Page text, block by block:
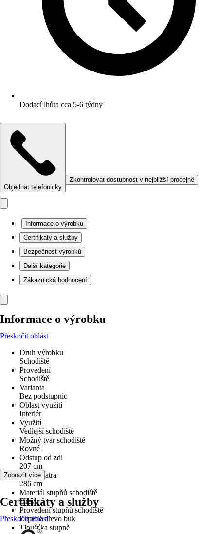
Dodací lhůta cca 5-6 týdny
Objednat telefonicky
Zkontrolovat dostupnost v nejbližší prodejně
Informace o výrobku
Certifikáty a služby
Bezpečnost výrobků
Další kategorie
Zákaznická hodnocení
Informace o výrobku
Přeskočit oblast
Druh výrobku
Schodiště
Provedení
Schodiště
Varianta
Bez podstupnic
Oblast využití
Interiér
Využití
Vedlejší schodiště
Možný tvar schodiště
Rovné
Odstup od zdi
207 cm
Výška patra
286 cm
Materiál stupňů schodiště
Dřevo
Provedení stupňů schodiště
Lepené dřevo buk
Tloušťka stupně
Zobrazit více
Certifikáty a služby
Přeskočit oblast